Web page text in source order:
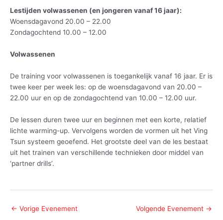
Lestijden volwassenen (en jongeren vanaf 16 jaar):
Woensdagavond 20.00 – 22.00
Zondagochtend 10.00 – 12.00
Volwassenen
De training voor volwassenen is toegankelijk vanaf 16 jaar. Er is
twee keer per week les: op de woensdagavond van 20.00 –
22.00 uur en op de zondagochtend van 10.00 – 12.00 uur.
De lessen duren twee uur en beginnen met een korte, relatief
lichte warming-up. Vervolgens worden de vormen uit het Ving
Tsun systeem geoefend. Het grootste deel van de les bestaat
uit het trainen van verschillende technieken door middel van
‘partner drills’.
← Vorige Evenement Volgende Evenement →